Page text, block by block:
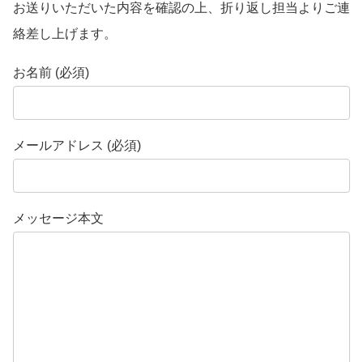
お送りいただいた内容を確認の上、折り返し担当よりご連
絡差し上げます。
お名前 (必須)
メールアドレス (必須)
メッセージ本文